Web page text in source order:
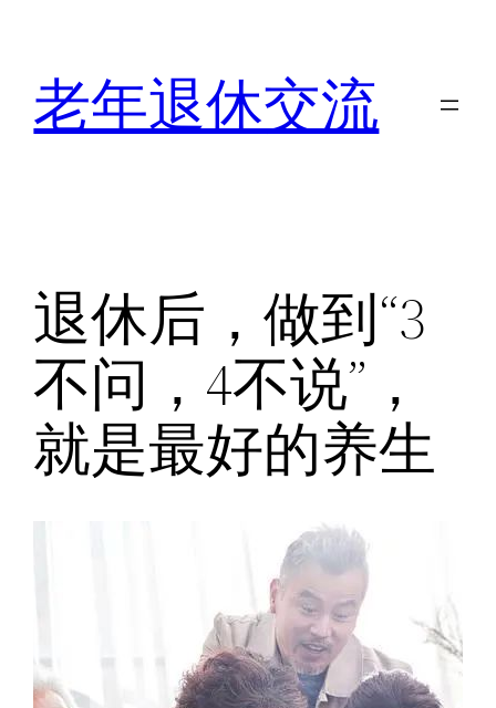
老年退休交流
退休后，做到“3
不问，4不说”，
就是最好的养生